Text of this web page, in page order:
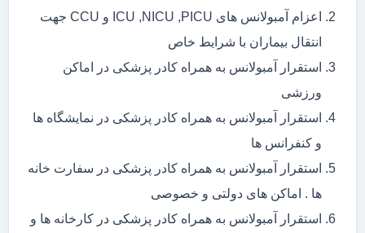
اعزام آمبولانس های ICU ,NICU ,PICU و CCU جهت
انتقال بیماران با شرایط خاص
استقرار آمبولانس به همراه کادر پزشکی در اماکن
ورزشی
استقرار آمبولانس به همراه کادر پزشکی در نمایشگاه ها
و کنفرانس ها
استقرار آمبولانس به همراه کادر پزشکی در سفارت خانه
ها . اماکن های دولتی و خصوصی
استقرار آمبولانس به همراه کادر پزشکی در کارخانه ها و